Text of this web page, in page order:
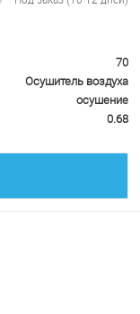
70
Осушитель воздуха
осушение
0.68